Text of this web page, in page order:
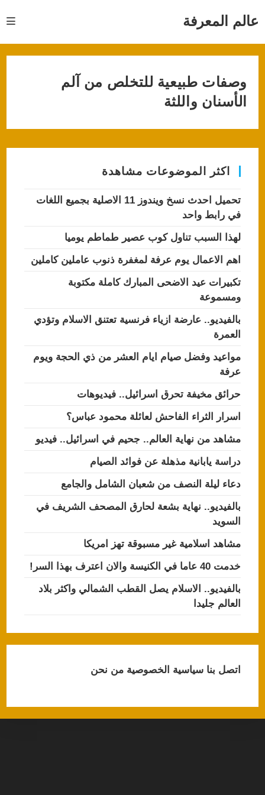
عالم المعرفة
وصفات طبيعية للتخلص من آلم
الأسنان واللثة
اكثر الموضوعات مشاهدة
تحميل احدث نسخ ويندوز 11 الاصلية بجميع اللغات
في رابط واحد
لهذا السبب تناول كوب عصير طماطم يوميا
اهم الاعمال يوم عرفة لمغفرة ذنوب عاملين كاملين
تكبيرات عيد الاضحى المبارك كاملة مكتوبة
ومسموعة
بالفيديو.. عارضة ازياء فرنسية تعتنق الاسلام وتؤدي
العمرة
مواعيد وفضل صيام ايام العشر من ذي الحجة ويوم
عرفة
حرائق مخيفة تحرق اسرائيل.. فيديوهات
اسرار الثراء الفاحش لعائلة محمود عباس؟
مشاهد من نهاية العالم.. جحيم في اسرائيل.. فيديو
دراسة يابانية مذهلة عن فوائد الصيام
دعاء ليلة النصف من شعبان الشامل والجامع
بالفيديو.. نهاية بشعة لحارق المصحف الشريف في
السويد
مشاهد اسلامية غير مسبوقة تهز امريكا
خدمت 40 عاما في الكنيسة والان اعترف بهذا السر!
بالفيديو.. الاسلام يصل القطب الشمالي واكثر بلاد
العالم جليدا
اتصل بناسياسية الخصوصيةمن نحن